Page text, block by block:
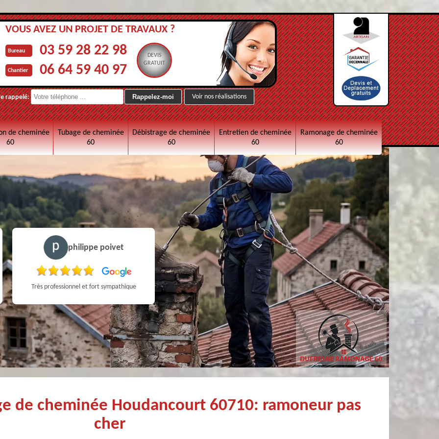
VOUS AVEZ UN PROJET DE TRAVAUX ?
Bureau 03 59 28 22 98
Chantier 06 64 59 40 97
DEVIS
GRATUIT
rappelé: Voir nos réalisations
de cheminée
60
Tubage de cheminée
60
Débistrage de cheminée
60
Entretien de cheminée
60
Ramonage de cheminée
60
philippe poivet
Très professionnel et fort sympathique
Simon Bataille-
Vandereecken
De très bon conseil et expertise au top, en plus d’être très sympathique, je recommande! Nous avons été bien aidés et renseignés sur quoi faire de notre insert et son entretien futur, merci :)
Christophe Mce
de cheminée Houdancourt 60710: ramoneur pas
cher